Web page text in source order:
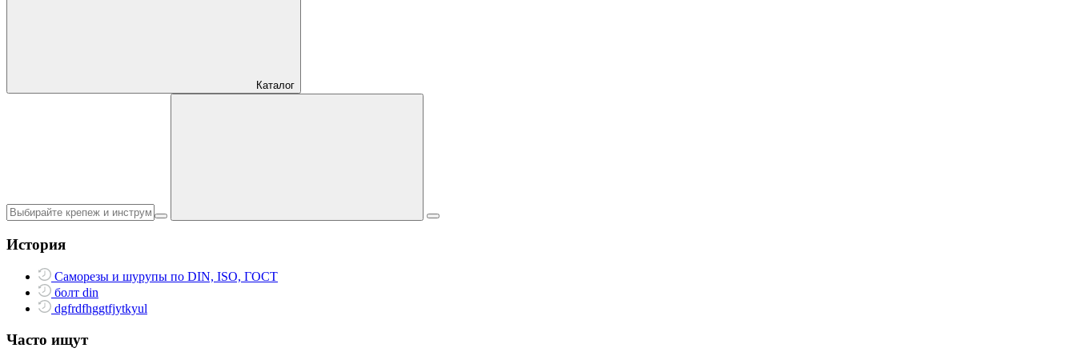
Каталог
История
Саморезы и шурупы по DIN, ISO, ГОСТ
болт din
dgfrdfhggtfjytkyul
Часто ищут